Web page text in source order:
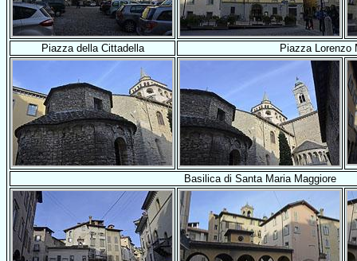
Piazza della Cittadella Piazza Lorenzo
Basilica di Santa Maria Maggiore